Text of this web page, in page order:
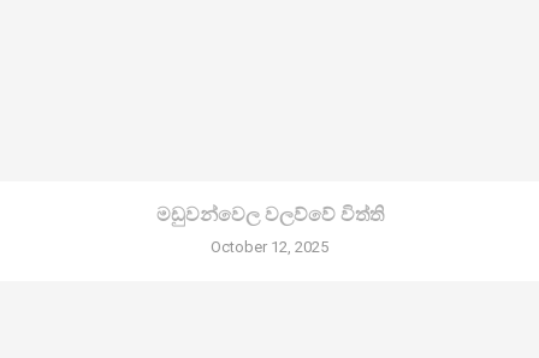
මඩුවන්වෙල වලව්වේ විත්ති
October 12, 2025